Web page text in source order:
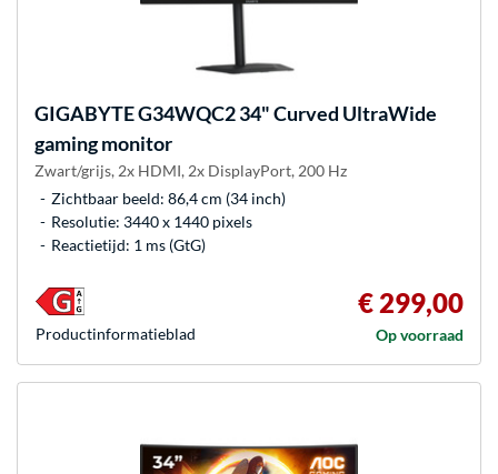
GIGABYTEG34WQC2 34" Curved UltraWide
gaming monitor
Zwart/grijs, 2x HDMI, 2x DisplayPort, 200 Hz
Zichtbaar beeld: 86,4 cm (34 inch)
Resolutie: 3440 x 1440 pixels
Reactietijd: 1 ms (GtG)
€ 299,00
Op voorraad
Product­informatieblad